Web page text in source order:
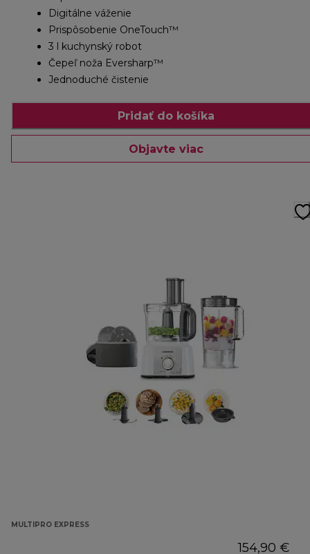
Digitálne váženie
Prispôsobenie OneTouch™
3 l kuchynský robot
Čepeľ noža Eversharp™
Jednoduché čistenie
Pridať do košíka
Objavte viac
MULTIPRO EXPRESS
154,90 €